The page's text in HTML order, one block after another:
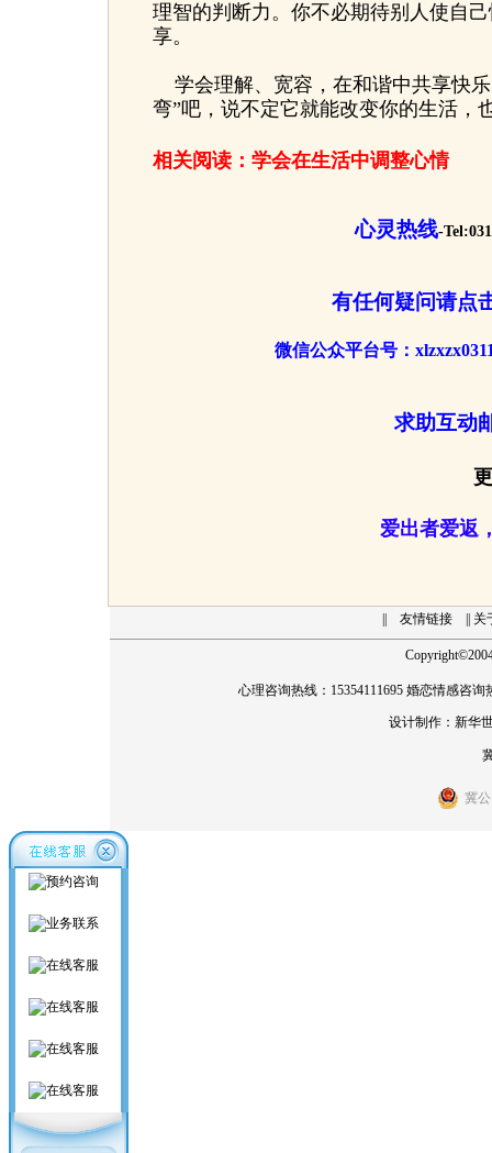
理智的判断力。你不必期待别人使自
享。
学会理解、宽容，在和谐中共享快
弯”吧，说不定它就能改变你的生活，
相关阅读： 学会在生活中调整心情
心灵热线-
有任何疑问请点
微信公众平台号：
求助互动
爱出者爱返
友情链接 || 关
Copyright©
心理咨询热线：15354111695 婚恋情感咨询
设计制作： 新华
冀公